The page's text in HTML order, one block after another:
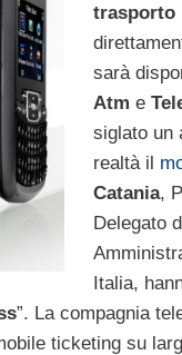
trasporto
sarà
Atm e
siglato un
realtà il
Catania,
Delegato
Italia,
”. La compagnia
ticketing su